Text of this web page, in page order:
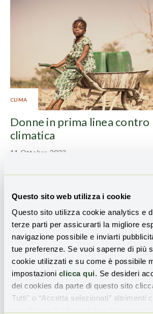
Questo sito web utilizza i cookie
Questo sito utilizza cookie analytics e
terze parti per assicurarti la migliore
navigazione possibile e inviarti
tue preferenze. Se vuoi saperne di più
cookie utilizzati e su come è possibile
impostazioni clicca qui. Se desideri
dei cookies da parte di questo sito
Tutti" o “Accetta selezionati” altrimenti
CLIMA
Donne in prima linea contro
climatica
11 Ottobre 2023
ARIA
Qualità dell’aria: